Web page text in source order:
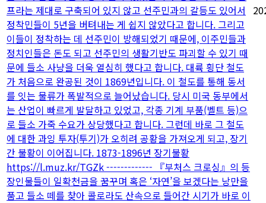
프라는 제대로 구축되어 있지 않고 선주민과의 갈등도 있어서
정착민들이 5년을 버텨내는 게 쉽지 않았다고 합니다. 그리고
이들이 정착하는 데 선주민이 방해되었기 때문에, 이주민들과
정치인들은 돈도 되고 선주민의 생활기반도 파괴할 수 있기 때
문에 들소 사냥을 더욱 열심히 했다고 합니다. 대륙 횡단 철도
가 처음으로 완공된 것이 1869년입니다. 이 철도를 통해 동서
를 잇는 물류가 폭발적으로 늘어났습니다. 당시 미국 동부에서
는 산업이 빠르게 발달하고 있었고, 각종 기계 부품(벨트 등)으
로 들소 가죽 수요가 상당했다고 합니다. 그런데 바로 그 철도
에 대한 과잉 투자(투기)가 오히려 공황을 가져오게 되고, 장기
간 불황이 이어집니다. 1873-1896년 장기불황
https://l.muz.kr/TGZk ------------- 『부처스 크로싱』의 등
장인물들이 일확천금을 꿈꾸며 혹은 ‘자연’을 보겠다는 낭만을
품고 들소 떼를 찾아 콜로라도 산속으로 들어간 시기가 바로 이